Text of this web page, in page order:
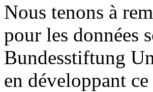
Nous tenons à
pour les données
Bundesstiftung
en développant